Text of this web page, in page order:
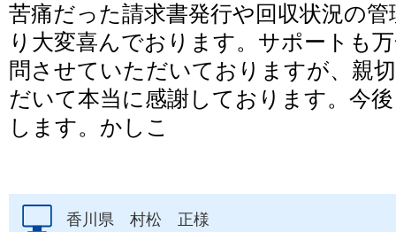
苦痛だった請求書発行や回収状況の
り大変喜んでおります。サポートも
問させていただいておりますが、親
だいて本当に感謝しております。今
します。かしこ
香川県 村松 正様